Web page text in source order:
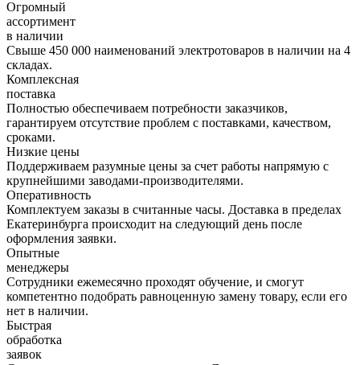
Огромный
ассортимент
в наличии
Свыше 450 000 наименований электротоваров в наличии на 4
складах.
Комплексная
поставка
Полностью обеспечиваем потребности заказчиков,
гарантируем отсутствие проблем с поставками, качеством,
сроками.
Низкие цены
Поддерживаем разумные цены за счет работы напрямую с
крупнейшими заводами-производителями.
Оперативность
Комплектуем заказы в считанные часы. Доставка в пределах
Екатеринбурга происходит на следующий день после
оформления заявки.
Опытные
менеджеры
Сотрудники ежемесячно проходят обучение, и смогут
компетентно подобрать равноценную замену товару, если его
нет в наличии.
Быстрая
обработка
заявок